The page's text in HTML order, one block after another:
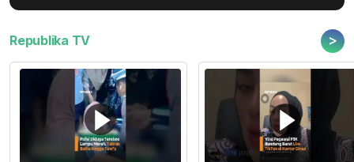
Republika TV >